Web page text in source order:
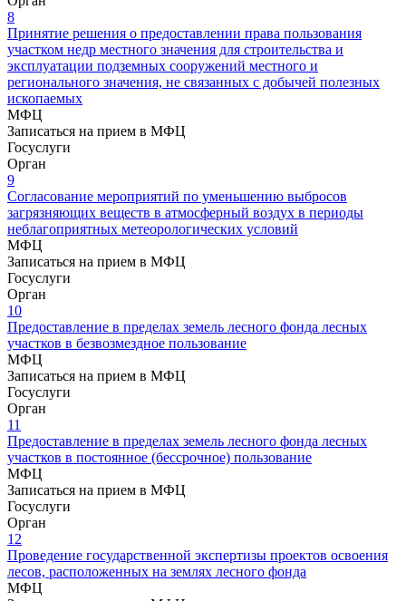
8
Принятие решения о предоставлении права пользования
участком недр местного значения для строительства и
эксплуатации подземных сооружений местного и
регионального значения, не связанных с добычей полезных
ископаемых
МФЦ
Записаться на прием в МФЦ
Госуслуги
Орган
9
Согласование мероприятий по уменьшению выбросов
загрязняющих веществ в атмосферный воздух в периоды
неблагоприятных метеорологических условий
МФЦ
Записаться на прием в МФЦ
Госуслуги
Орган
10
Предоставление в пределах земель лесного фонда лесных
участков в безвозмездное пользование
МФЦ
Записаться на прием в МФЦ
Госуслуги
Орган
11
Предоставление в пределах земель лесного фонда лесных
участков в постоянное (бессрочное) пользование
МФЦ
Записаться на прием в МФЦ
Госуслуги
Орган
12
Проведение государственной экспертизы проектов освоения
лесов, расположенных на землях лесного фонда
МФЦ